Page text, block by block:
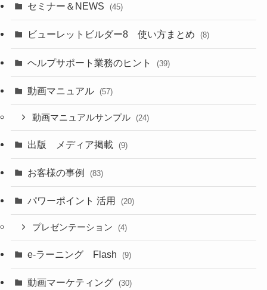
セミナー＆NEWS (45)
ビューレットビルダー8 使い方まとめ (8)
ヘルプサポート業務のヒント (39)
動画マニュアル (57)
動画マニュアルサンプル (24)
出版 メディア掲載 (9)
お客様の事例 (83)
パワーポイント 活用 (20)
プレゼンテーション (4)
e-ラーニング Flash (9)
動画マーケティング (30)